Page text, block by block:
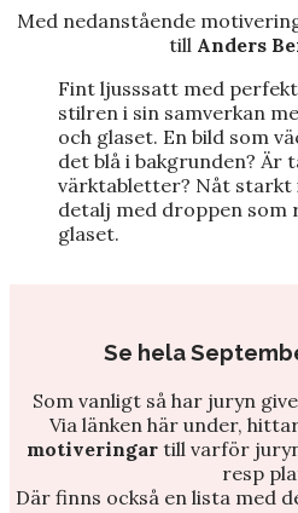
Med nedanstående
till Anders
Fint ljusssatt med
stilren i sin samverkan
och glaset. En bild som
det blå i bakgrunden? Är
värktabletter? Nåt starkt
detalj med droppen
glaset.
Se hela
Som vanligt så har juryn
Via länken här under,
motiveringar till varför
resp
Där finns också en lista med